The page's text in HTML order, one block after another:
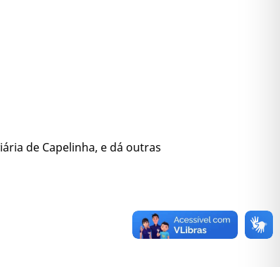
de Capelinha, e dá outras